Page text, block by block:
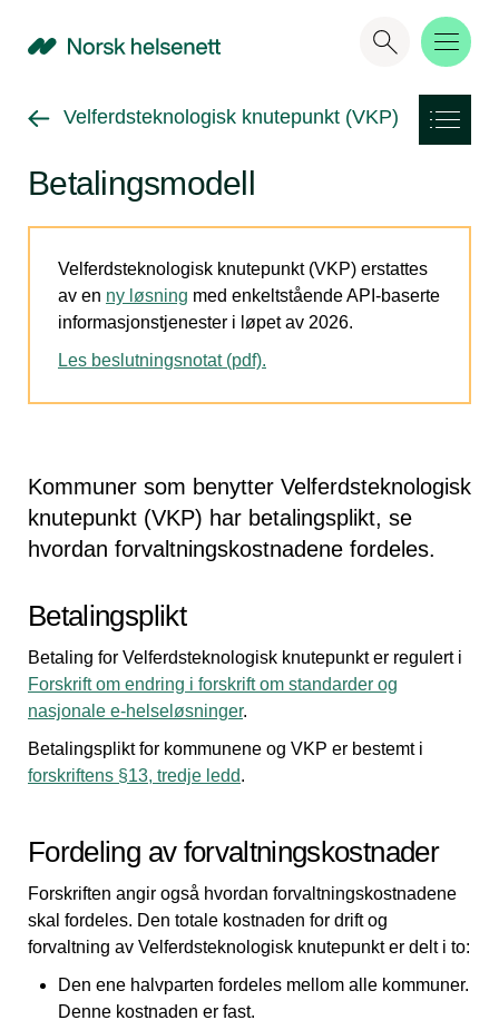
NHN
Gå tilbake til
Velferdsteknologisk knutepunkt (VKP)
Betalingsmodell
Velferdsteknologisk knutepunkt (VKP) erstattes
av en ny løsning med enkeltstående API-baserte
informasjonstjenester i løpet av 2026.
Les beslutningsnotat (pdf).
Kommuner som benytter Velferdsteknologisk
knutepunkt (VKP) har betalingsplikt, se
hvordan forvaltningskostnadene fordeles.
Betalingsplikt
Betaling for Velferdsteknologisk knutepunkt er regulert i
Forskrift om endring i forskrift om standarder og
nasjonale e-helseløsninger.
Betalingsplikt for kommunene og VKP er bestemt i
forskriftens §13, tredje ledd.
Fordeling av forvaltningskostnader
Forskriften angir også hvordan forvaltningskostnadene
skal fordeles. Den totale kostnaden for drift og
forvaltning av Velferdsteknologisk knutepunkt er delt i to:
Den ene halvparten fordeles mellom alle kommuner.
Denne kostnaden er fast.